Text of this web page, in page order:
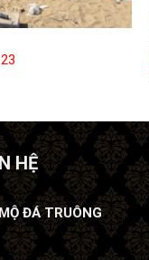
HỆ
ĐÁ TRUÔNG